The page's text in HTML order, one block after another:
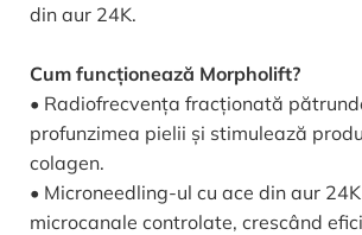
din aur 24K.
Cum funcționează Morpholift?
• Radiofrecvența fracționată
profunzimea pielii și stimulează
colagen.
• Microneedling-ul cu ace din aur
microcanale controlate, crescând